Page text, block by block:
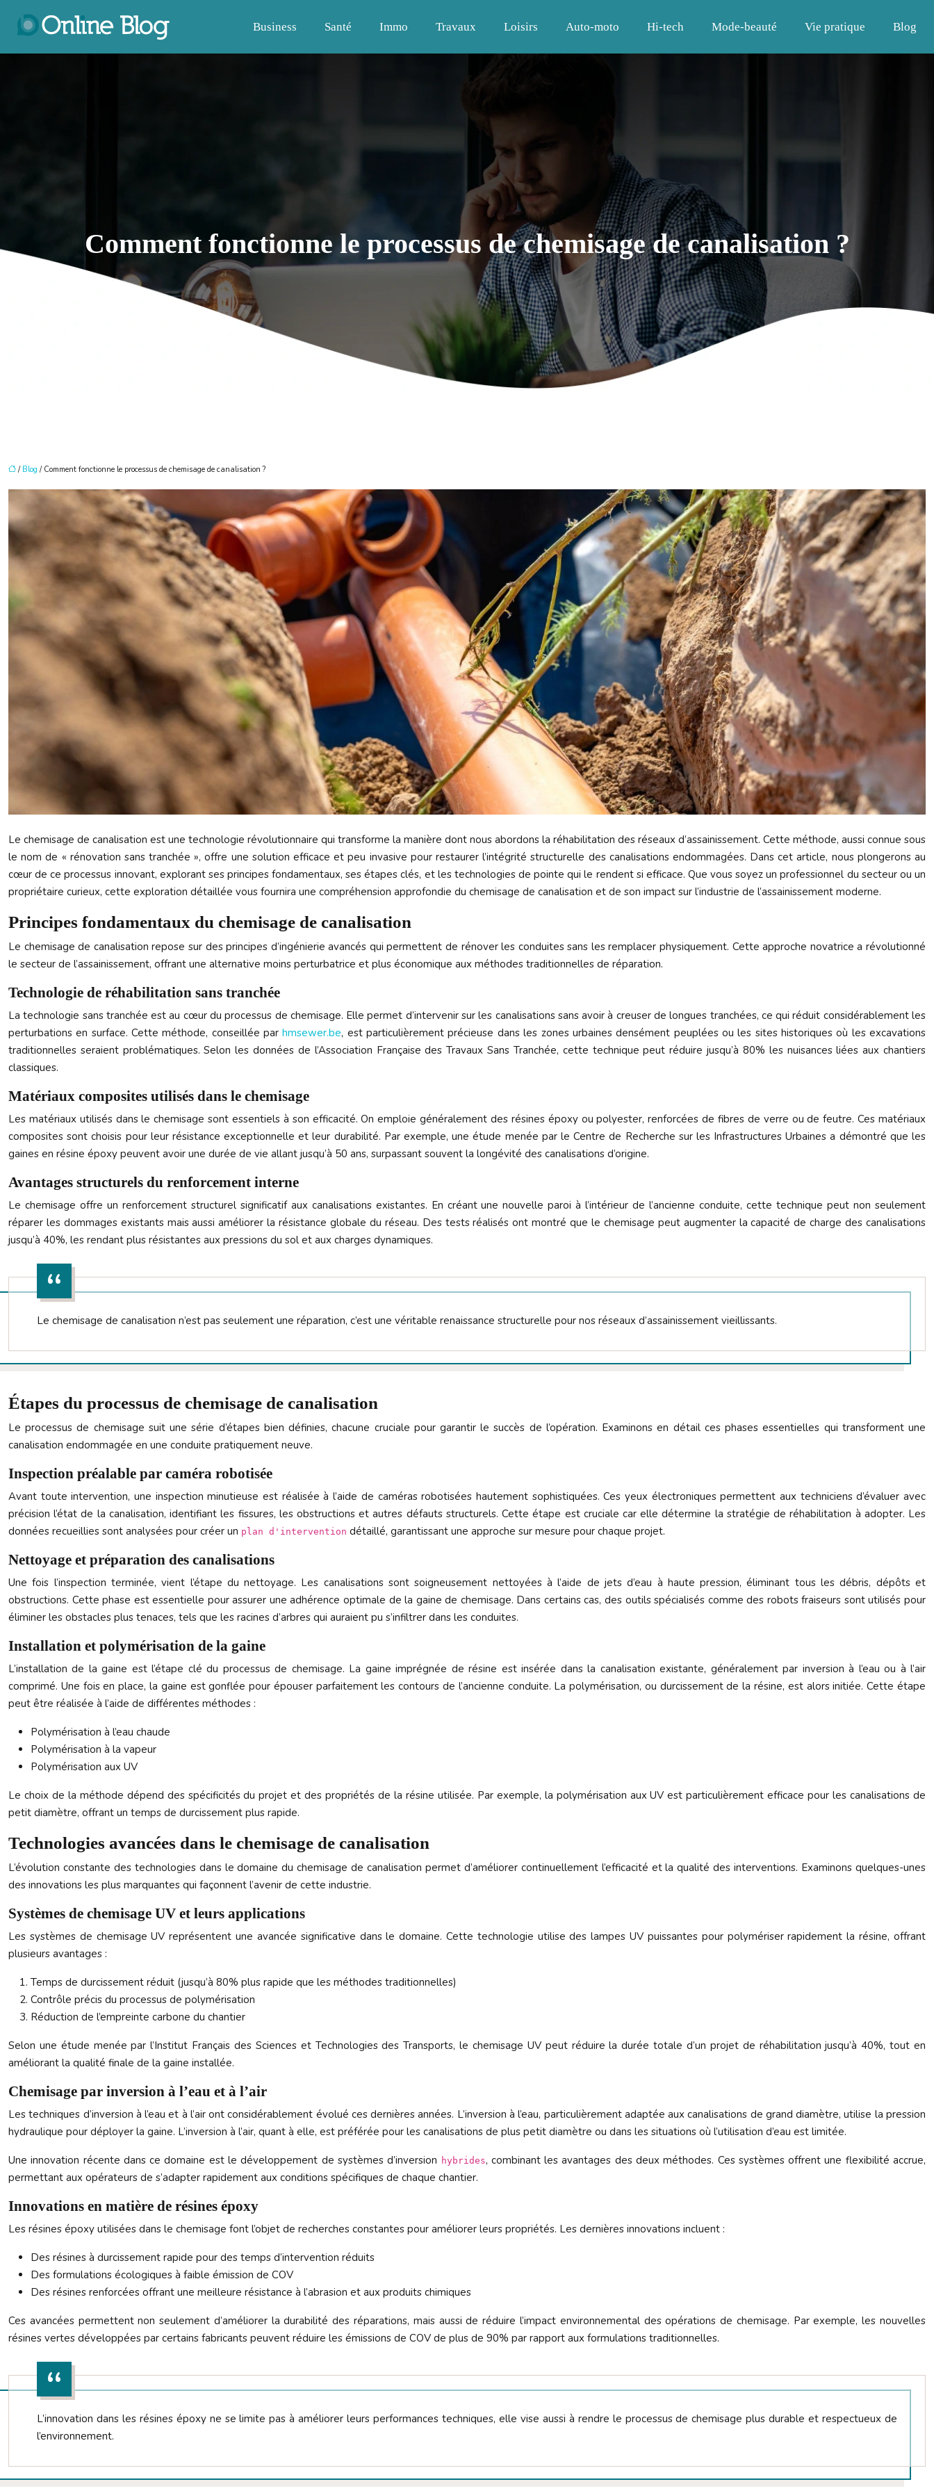
Business Santé Immo Travaux Loisirs Auto-moto Hi-tech Mode-beauté Vie pratique Blog
Comment fonctionne le processus de chemisage de canalisation ?
/ Blog / Comment fonctionne le processus de chemisage de canalisation ?
Le chemisage de canalisation est une technologie révolutionnaire qui transforme la manière dont nous abordons la réhabilitation des réseaux d’assainissement. Cette méthode, aussi connue sous
le nom de « rénovation sans tranchée », offre une solution efficace et peu invasive pour restaurer l’intégrité structurelle des canalisations endommagées. Dans cet article, nous plongerons au
cœur de ce processus innovant, explorant ses principes fondamentaux, ses étapes clés, et les technologies de pointe qui le rendent si efficace. Que vous soyez un professionnel du secteur ou un
propriétaire curieux, cette exploration détaillée vous fournira une compréhension approfondie du chemisage de canalisation et de son impact sur l’industrie de l’assainissement moderne.
Principes fondamentaux du chemisage de canalisation
Le chemisage de canalisation repose sur des principes d’ingénierie avancés qui permettent de rénover les conduites sans les remplacer physiquement. Cette approche novatrice a révolutionné
le secteur de l’assainissement, offrant une alternative moins perturbatrice et plus économique aux méthodes traditionnelles de réparation.
Technologie de réhabilitation sans tranchée
La technologie sans tranchée est au cœur du processus de chemisage. Elle permet d’intervenir sur les canalisations sans avoir à creuser de longues tranchées, ce qui réduit considérablement les
perturbations en surface. Cette méthode, conseillée parhmsewer.be, est particulièrement précieuse dans les zones urbaines densément peuplées ou les sites historiques où les excavations
traditionnelles seraient problématiques. Selon les données de l’Association Française des Travaux Sans Tranchée, cette technique peut réduire jusqu’à 80% les nuisances liées aux chantiers
classiques.
Matériaux composites utilisés dans le chemisage
Les matériaux utilisés dans le chemisage sont essentiels à son efficacité. On emploie généralement des résines époxy ou polyester, renforcées de fibres de verre ou de feutre. Ces matériaux
composites sont choisis pour leur résistance exceptionnelle et leur durabilité. Par exemple, une étude menée par le Centre de Recherche sur les Infrastructures Urbaines a démontré que les
gaines en résine époxy peuvent avoir une durée de vie allant jusqu’à 50 ans, surpassant souvent la longévité des canalisations d’origine.
Avantages structurels du renforcement interne
Le chemisage offre un renforcement structurel significatif aux canalisations existantes. En créant une nouvelle paroi à l’intérieur de l’ancienne conduite, cette technique peut non seulement
réparer les dommages existants mais aussi améliorer la résistance globale du réseau. Des tests réalisés ont montré que le chemisage peut augmenter la capacité de charge des canalisations
jusqu’à 40%, les rendant plus résistantes aux pressions du sol et aux charges dynamiques.
Le chemisage de canalisation n’est pas seulement une réparation, c’est une véritable renaissance structurelle pour nos réseaux d’assainissement vieillissants.
Étapes du processus de chemisage de canalisation
Le processus de chemisage suit une série d’étapes bien définies, chacune cruciale pour garantir le succès de l’opération. Examinons en détail ces phases essentielles qui transforment une
canalisation endommagée en une conduite pratiquement neuve.
Inspection préalable par caméra robotisée
Avant toute intervention, une inspection minutieuse est réalisée à l’aide de caméras robotisées hautement sophistiquées. Ces yeux électroniques permettent aux techniciens d’évaluer avec
précision l’état de la canalisation, identifiant les fissures, les obstructions et autres défauts structurels. Cette étape est cruciale car elle détermine la stratégie de réhabilitation à adopter. Les
données recueillies sont analysées pour créer un plan d'intervention détaillé, garantissant une approche sur mesure pour chaque projet.
Nettoyage et préparation des canalisations
Une fois l’inspection terminée, vient l’étape du nettoyage. Les canalisations sont soigneusement nettoyées à l’aide de jets d’eau à haute pression, éliminant tous les débris, dépôts et
obstructions. Cette phase est essentielle pour assurer une adhérence optimale de la gaine de chemisage. Dans certains cas, des outils spécialisés comme des robots fraiseurs sont utilisés pour
éliminer les obstacles plus tenaces, tels que les racines d’arbres qui auraient pu s’infiltrer dans les conduites.
Installation et polymérisation de la gaine
L’installation de la gaine est l’étape clé du processus de chemisage. La gaine imprégnée de résine est insérée dans la canalisation existante, généralement par inversion à l’eau ou à l’air
comprimé. Une fois en place, la gaine est gonflée pour épouser parfaitement les contours de l’ancienne conduite. La polymérisation, ou durcissement de la résine, est alors initiée. Cette étape
peut être réalisée à l’aide de différentes méthodes :
Polymérisation à l’eau chaude
Polymérisation à la vapeur
Polymérisation aux UV
Le choix de la méthode dépend des spécificités du projet et des propriétés de la résine utilisée. Par exemple, la polymérisation aux UV est particulièrement efficace pour les canalisations de
petit diamètre, offrant un temps de durcissement plus rapide.
Technologies avancées dans le chemisage de canalisation
L’évolution constante des technologies dans le domaine du chemisage de canalisation permet d’améliorer continuellement l’efficacité et la qualité des interventions. Examinons quelques-unes
des innovations les plus marquantes qui façonnent l’avenir de cette industrie.
Systèmes de chemisage UV et leurs applications
Les systèmes de chemisage UV représentent une avancée significative dans le domaine. Cette technologie utilise des lampes UV puissantes pour polymériser rapidement la résine, offrant
plusieurs avantages :
Temps de durcissement réduit (jusqu’à 80% plus rapide que les méthodes traditionnelles)
Contrôle précis du processus de polymérisation
Réduction de l’empreinte carbone du chantier
Selon une étude menée par l’Institut Français des Sciences et Technologies des Transports, le chemisage UV peut réduire la durée totale d’un projet de réhabilitation jusqu’à 40%, tout en
améliorant la qualité finale de la gaine installée.
Chemisage par inversion à l’eau et à l’air
Les techniques d’inversion à l’eau et à l’air ont considérablement évolué ces dernières années. L’inversion à l’eau, particulièrement adaptée aux canalisations de grand diamètre, utilise la pression
hydraulique pour déployer la gaine. L’inversion à l’air, quant à elle, est préférée pour les canalisations de plus petit diamètre ou dans les situations où l’utilisation d’eau est limitée.
Une innovation récente dans ce domaine est le développement de systèmes d’inversion hybrides, combinant les avantages des deux méthodes. Ces systèmes offrent une flexibilité accrue,
permettant aux opérateurs de s’adapter rapidement aux conditions spécifiques de chaque chantier.
Innovations en matière de résines époxy
Les résines époxy utilisées dans le chemisage font l’objet de recherches constantes pour améliorer leurs propriétés. Les dernières innovations incluent :
Des résines à durcissement rapide pour des temps d’intervention réduits
Des formulations écologiques à faible émission de COV
Des résines renforcées offrant une meilleure résistance à l’abrasion et aux produits chimiques
Ces avancées permettent non seulement d’améliorer la durabilité des réparations, mais aussi de réduire l’impact environnemental des opérations de chemisage. Par exemple, les nouvelles
résines vertes développées par certains fabricants peuvent réduire les émissions de COV de plus de 90% par rapport aux formulations traditionnelles.
L’innovation dans les résines époxy ne se limite pas à améliorer leurs performances techniques, elle vise aussi à rendre le processus de chemisage plus durable et respectueux de
l’environnement.